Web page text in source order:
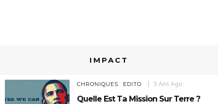
IMPACT
CHRONIQUES EDITO 5 Ans Ago
Quelle Est Ta Mission Sur Terre ?